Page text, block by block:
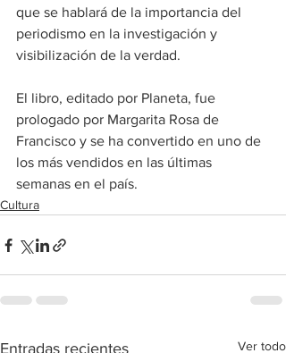
que se hablará de la importancia del
periodismo en la investigación y
visibilización de la verdad.
El libro, editado por Planeta, fue
prologado por Margarita Rosa de
Francisco y se ha convertido en uno de
los más vendidos en las últimas
semanas en el país.
Cultura
Entradas recientes Ver todo